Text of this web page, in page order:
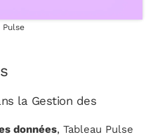
Pulse
la Gestion des
données, Tableau Pulse